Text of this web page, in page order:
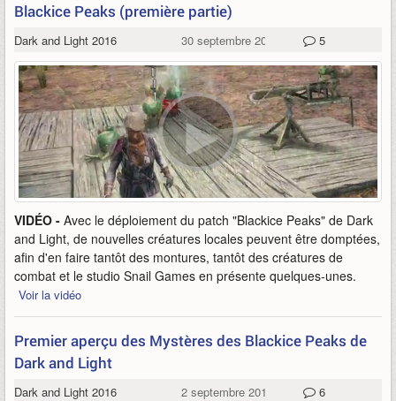
Blackice Peaks (première partie)
Dark and Light 2016 30 septembre 2017 5
VIDÉO - Avec le déploiement du patch "Blackice Peaks" de Dark
and Light, de nouvelles créatures locales peuvent être domptées,
afin d'en faire tantôt des montures, tantôt des créatures de
combat et le studio Snail Games en présente quelques-unes.
Voir la vidéo
Premier aperçu des Mystères des Blackice Peaks de
Dark and Light
Dark and Light 2016 2 septembre 2017 6